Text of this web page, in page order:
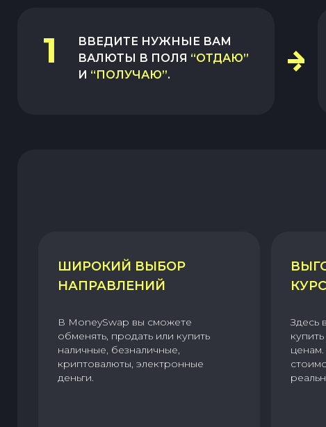
1
ВВЕДИТЕ НУЖНЫЕ ВАМ
ВАЛЮТЫ В ПОЛЯ “ОТДАЮ”
И “ПОЛУЧАЮ”.
ШИРОКИЙ ВЫБОР
НАПРАВЛЕНИЙ
В MoneySwap вы сможете
обменять, продать или купить
наличные, безналичные,
криптовалюты, электронные
деньги.
Здесь